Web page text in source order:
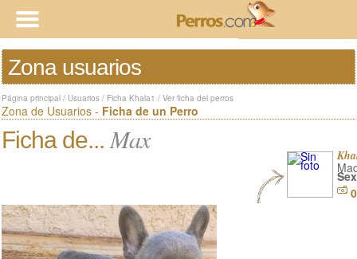
Zona usuarios
Página principal / Usuarios / Ficha Khala1 / Ver ficha del perros
Zona de Usuarios - Ficha de un Perro
Ficha de... Max